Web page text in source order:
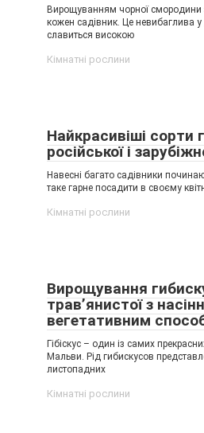
Вирощуванням чорної смородини
кожен садівник. Це невибаглива у
славиться високою
Кімнатні рослини
Найкрасивіші сорти
російської і
Навесні багато садівники
таке гарне посадити в своєму
Кімнатні рослини
Вирощування
трав’янистої з
вегетативним
Гібіскус – один із самих
Мальви. Рід гибискусов
листопадних
Кімнатні рослини